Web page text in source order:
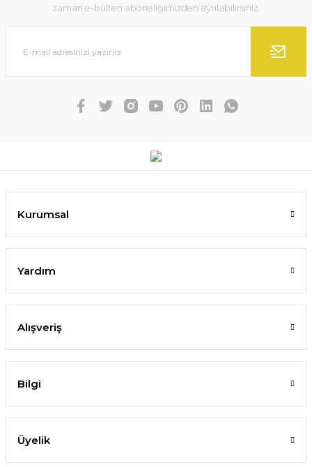
zaman e-bülten aboneliğimizden ayrılabilirsiniz.
Kurumsal
Yardım
Alışveriş
Bilgi
Üyelik